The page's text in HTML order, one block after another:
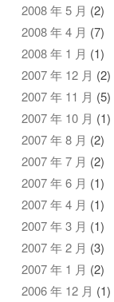
2008 年 5 月 (2)
2008 年 4 月 (7)
2008 年 1 月 (1)
2007 年 12 月 (2)
2007 年 11 月 (5)
2007 年 10 月 (1)
2007 年 8 月 (2)
2007 年 7 月 (2)
2007 年 6 月 (1)
2007 年 4 月 (1)
2007 年 3 月 (1)
2007 年 2 月 (3)
2007 年 1 月 (2)
2006 年 12 月 (1)